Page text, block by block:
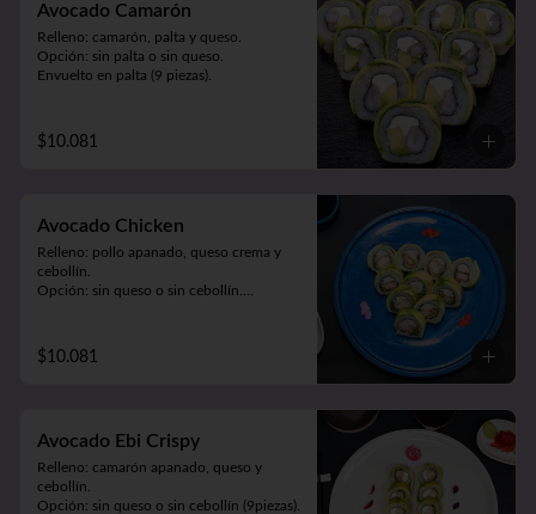
Avocado Camarón
Relleno: camarón, palta y queso.
Opción: sin palta o sin queso.
Envuelto en palta (9 piezas).
$10.081
Avocado Chicken
Relleno: pollo apanado, queso crema y
cebollín.
Opción: sin queso o sin cebollín.
$10.081
Avocado Ebi Crispy
Relleno: camarón apanado, queso y
cebollín.
Opción: sin queso o sin cebollín (9piezas).